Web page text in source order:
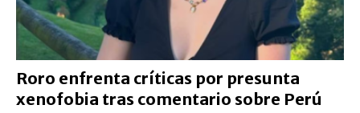
Roro enfrenta críticas por presunta
xenofobia tras comentario sobre Perú